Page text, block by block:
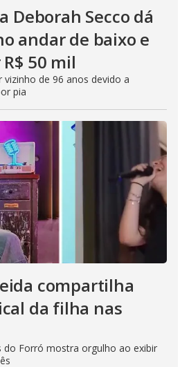
Deborah Secco dá
andar de baixo e
50 mil
de 96 anos devido a
pia
compartilha
da filha nas
do Forró mostra orgulho ao exibir